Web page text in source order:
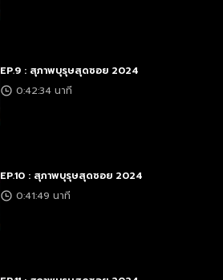
EP.9 : สุภาพบุรุษสุดซอย 2024
0:42:34 นาที
EP.10 : สุภาพบุรุษสุดซอย 2024
0:41:49 นาที